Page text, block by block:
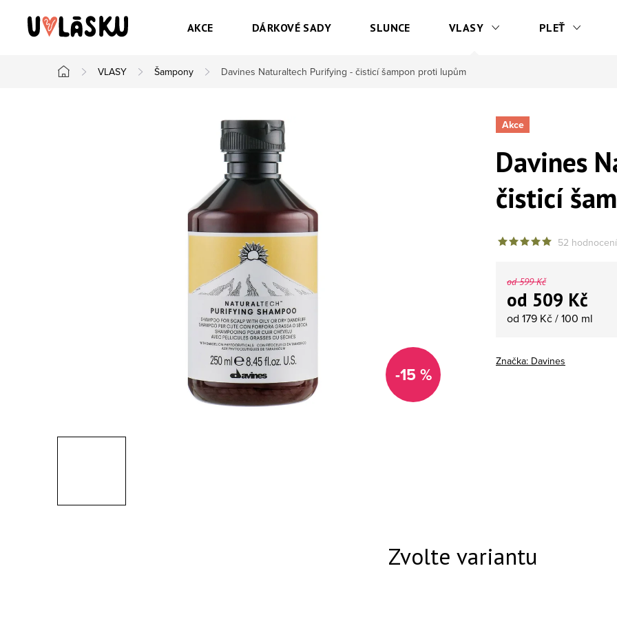
AKCE DÁRKOVÉ SADY SLUNCE VLASY PLEŤ
Domů
VLASY Šampony Davines Naturaltech Purifying - čisticí šampon proti lupům
-15 %
Akce
Davines
čisticí
52 hodnocení
od 599 Kč
od 509 Kč
Měrná cena:
od 179 Kč / 100 ml
Značka: Davines